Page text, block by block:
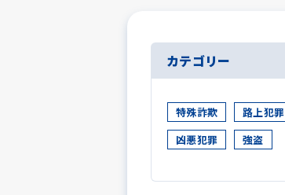
カテゴリー
特殊詐欺 路上犯罪
凶悪犯罪
強盗